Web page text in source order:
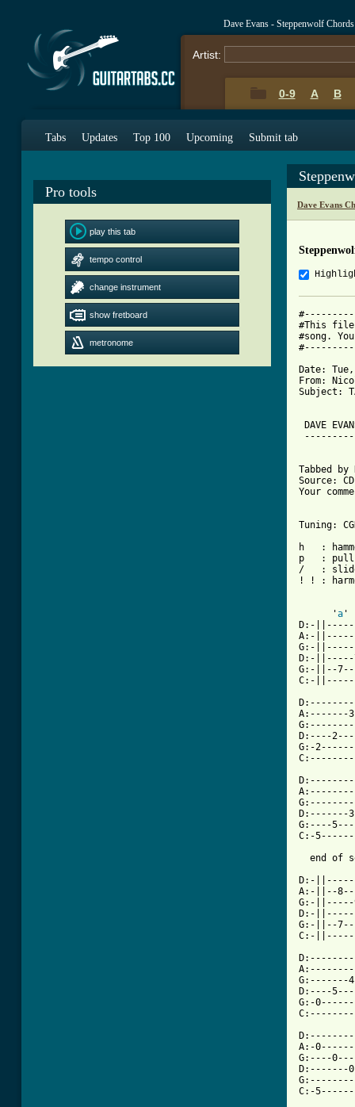
Dave Evans - Steppenwolf
Artist:
0-9 A B
Tabs Updates Top 100 Upcoming Submit tab
Pro tools
play this tab
tempo control
change instrument
show fretboard
metronome
Dave Evans
#This file
#song.
Date:
From:
Subject:
DAVE
Tabbed by
Source:
Your
Tuning:
h   :
p   :
/   :
! ! :
      '
a '
D:-
A:-
G:-
D:-
G:-||--
C:-
A:-------
D:----
G:-
D:-------
G:----
C:-
end of
D:-
A:-||--
G:-
D:-
G:-||--
C:-
G:-------
D:----
G:-
A:-
G:----
C:-